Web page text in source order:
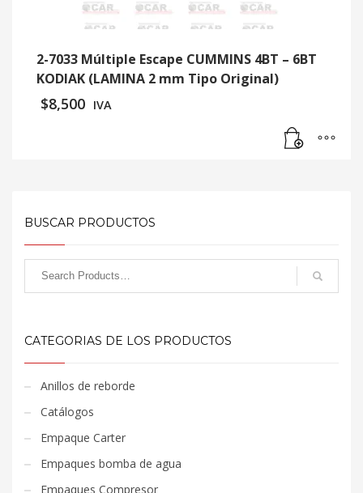
2-7033 Múltiple Escape CUMMINS 4BT – 6BT
KODIAK (LAMINA 2 mm Tipo Original)
$8,500 IVA
BUSCAR PRODUCTOS
CATEGORIAS DE LOS PRODUCTOS
Anillos de reborde
Catálogos
Empaque Carter
Empaques bomba de agua
Empaques Compresor